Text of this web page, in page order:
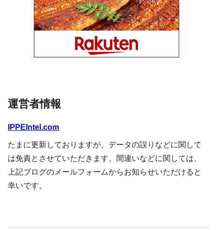
運営者情報
IPPEIntel.com
たまに更新しておりますが、データの誤りなどに関して
は免責とさせていただきます。間違いなどに関しては、
上記ブログのメールフォームからお知らせいただけると
幸いです。